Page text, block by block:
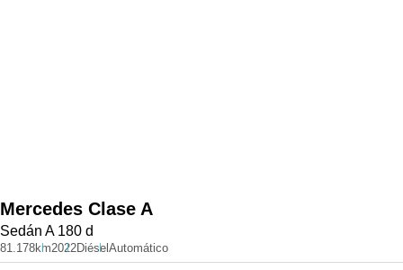
Mercedes Clase A
Sedán A 180 d
81.178km2022Diésel Automático